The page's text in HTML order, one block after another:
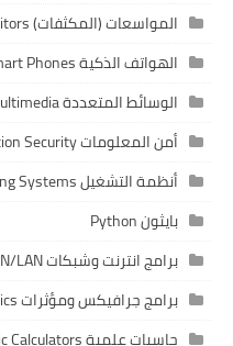
المواسعات (المكثفات) Capacitors
الهواتف الذكية Smart Phones
الوسائط المتعددة Multimedia
أمن المعلومات Information Security
أنظمة التشغيل Operating Systems
بايثون Python
برامج انترنت وشبكات WAN/LAN
برامج جرافيكس ومؤثرات Graphics
حاسبات علمية Scientific Calculators